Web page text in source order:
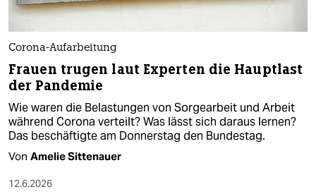
Corona-Aufarbeitung
Frauen trugen laut Experten die Hauptlast
der Pandemie
Wie waren die Belastungen von Sorgearbeit und Arbeit
während Corona verteilt? Was lässt sich daraus lernen?
Das beschäftigte am Donnerstag den Bundestag.
Von Amelie Sittenauer
12.6.2026